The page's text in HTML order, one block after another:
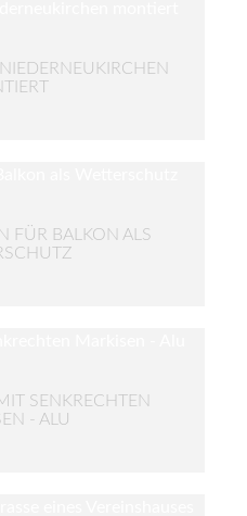
FÜR BALKON ALS
SENKRECHTEN
- ALU